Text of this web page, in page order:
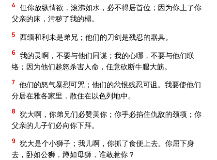
4 但你放纵情欲，滚沸如水，必不得居首位；因为你上了你
父亲的床，污秽了我的榻。
5 西缅和利未是弟兄；他们的刀剑是残忍的器具。
6 我的灵啊，不要与他们同谋；我的心哪，不要与他们联
络；因为他们趁怒杀害人命，任意砍断牛腿大筋。
7 他们的怒气暴烈可咒；他们的忿恨残忍可诅。我要使他们
分居在雅各家里，散住在以色列地中。
8 犹大啊，你弟兄们必赞美你；你手必掐住仇敌的颈项；你
父亲的儿子们必向你下拜。
9 犹大是个小狮子；我儿啊，你抓了食便上去。你屈下身
去，卧如公狮，蹲如母狮，谁敢惹你？